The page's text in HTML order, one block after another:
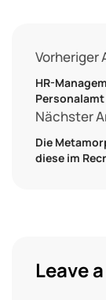
Vorheriger
HR-
Personalamt
Nächster
Die
diese im
Leave